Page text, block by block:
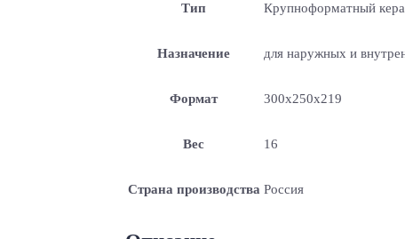
Тип Крупноформатный
Назначение для наружных и
Формат 300х250х219
Вес 16
Страна производства Россия